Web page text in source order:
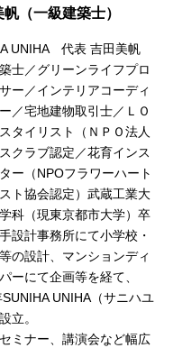
（一級建築士）
UNIHA 代表 吉田美帆
士／グリーンライフプロ
ー／インテリアコーディ
／宅地建物取引士／ＬＯ
タイリスト（ＮＰＯ法人
クラブ認定／花育インス
ー（NPOフラワーハート
ト協会認定）武蔵工業大
科（現東京都市大学）卒
設計事務所にて小学校・
の設計、マンションディ
ーにて企画等を経て、
UNIHA（サニハユ
立。
ミナー、講演会など幅広